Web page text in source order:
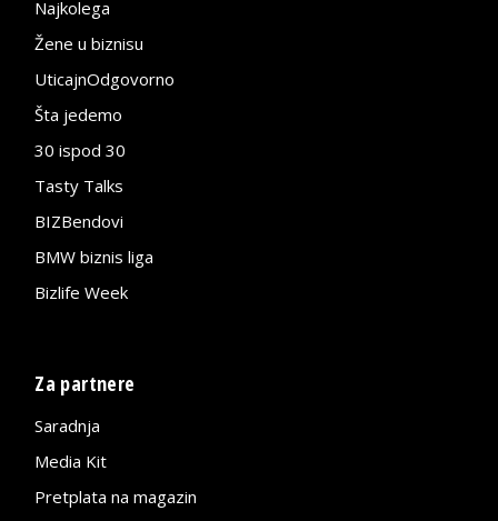
Najkolega
Žene u biznisu
UticajnOdgovorno
Šta jedemo
30 ispod 30
Tasty Talks
BIZBendovi
BMW biznis liga
Bizlife Week
Za partnere
Saradnja
Media Kit
Pretplata na magazin